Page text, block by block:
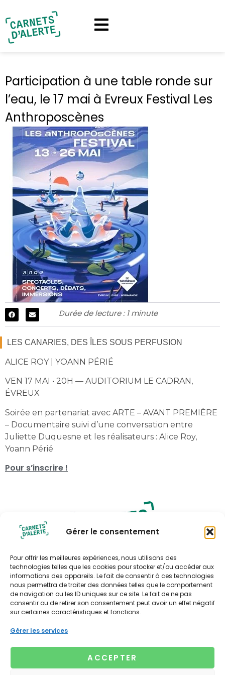
Gérer le consentement
Pour offrir les meilleures expériences, nous utilisons des
technologies telles que les cookies pour stocker et/ou accéder aux
informations des appareils. Le fait de consentir à ces technologies
nous permettra de traiter des données telles que le comportement
de navigation ou les ID uniques sur ce site. Le fait de ne pas
consentir ou de retirer son consentement peut avoir un effet négatif
sur certaines caractéristiques et fonctions.
Gérer les services
ACCEPTER
Participation à une table ronde sur
l’eau, le 17 mai à Evreux Festival Les
Anthroposcènes
Durée de lecture : 1 minute
LES CANARIES, DES ÎLES SOUS PERFUSION
ALICE ROY | YOANN PÉRIÉ
VEN 17 MAI • 20H — AUDITORIUM LE CADRAN,
ÉVREUX
Soirée en partenariat avec ARTE – AVANT PREMIÈRE
– Documentaire suivi d’une conversation entre
Juliette Duquesne et les réalisateurs : Alice Roy,
Yoann Périé
Pour s’inscrire !
Politique de confidentialité
Politique de cookies (UE)
Contact
Contact presse
Tél : 06 67 05 75 79
xaviere@lagencenouvelleculture.fr